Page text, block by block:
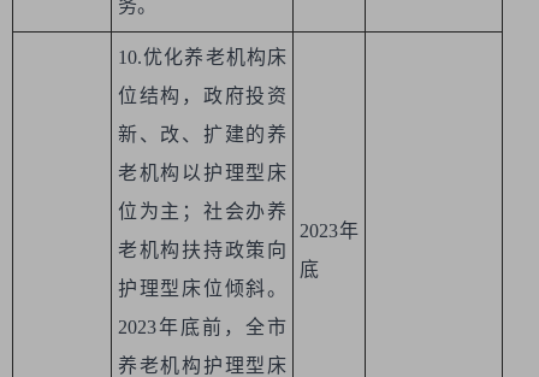
务。
10.优化养老机构床
位结构，政府投资
新、改、扩建的养
老机构以护理型床
位为主；社会办养
老机构扶持政策向
护理型床位倾斜。
2023年底前，全市
养老机构护理型床
2023年
底